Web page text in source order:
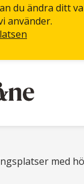
du ändra ditt
använder.
med